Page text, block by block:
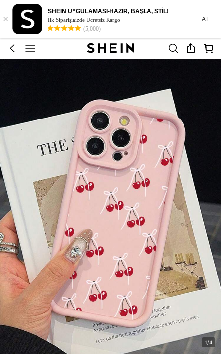
AL
×
SHEIN UYGULAMASI-HAZIR, BAŞLA, STİL!
İlk Siparişinizde Ücretsiz Kargo
(5,000)
1/4